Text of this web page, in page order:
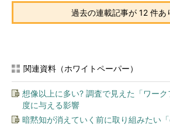
過去の連載記事が 12 件あ
関連資料（ホワイトペーパー）
想像以上に多い? 調査で見えた「ワー
度に与える影響
暗黙知が消えていく前に取り組みたい